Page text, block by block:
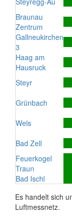
Braunau
Zentrum
Gallneukirchen
3
Haag am
Hausruck
Steyr
Grünbach
Wels
Bad Zell
Feuerkogel
Traun
Bad Ischl
Es handelt sich
Luftmessnetz.